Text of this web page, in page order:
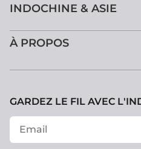
INDOCHINE & ASIE
À PROPOS
GARDEZ LE FIL AVEC